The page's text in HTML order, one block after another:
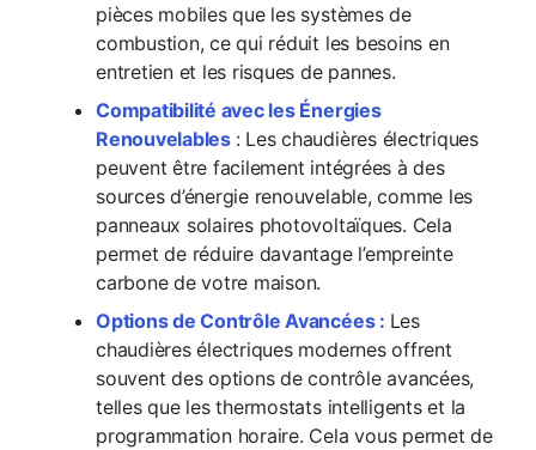
pièces mobiles que les systèmes de
combustion, ce qui réduit les besoins en
entretien et les risques de pannes.
Compatibilité avec les Énergies
Renouvelables : Les chaudières électriques
peuvent être facilement intégrées à des
sources d’énergie renouvelable, comme les
panneaux solaires photovoltaïques. Cela
permet de réduire davantage l’empreinte
carbone de votre maison.
Options de Contrôle Avancées : Les
chaudières électriques modernes offrent
souvent des options de contrôle avancées,
telles que les thermostats intelligents et la
programmation horaire. Cela vous permet de